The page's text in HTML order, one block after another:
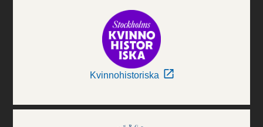
Kvinnohistoriska